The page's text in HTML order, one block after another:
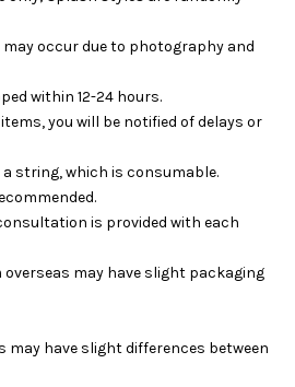
occur due to photography and
within 12-24 hours.
you will be notified of delays or
a string, which is consumable.
is provided with each
may have slight packaging
may have slight differences between